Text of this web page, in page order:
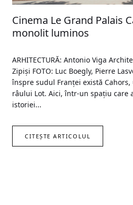
Cinema Le Grand Palais
monolit luminos
ARHITECTURĂ: Antonio Viga
Zipişi FOTO: Luc Boegly, Pierre
înspre sudul Franței există
râului Lot. Aici, într-un spațiu care
istoriei...
CITEȘTE ARTICOLUL